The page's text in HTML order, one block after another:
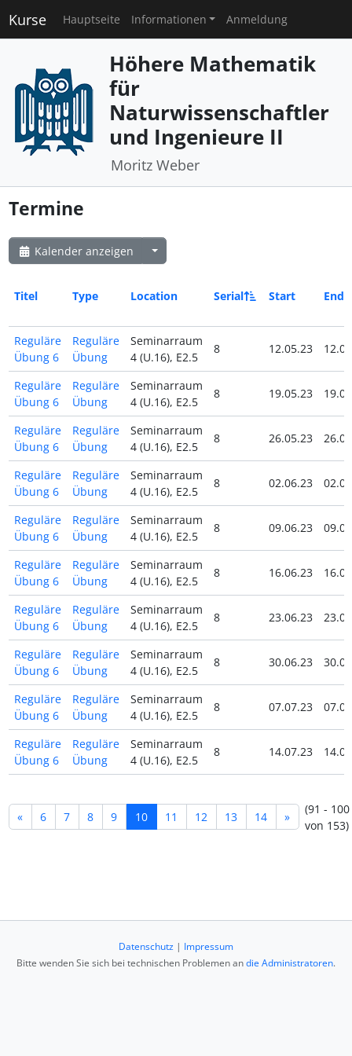
Kurse Hauptseite Informationen Anmeldung
Höhere Mathematik
für
Naturwissenschaftler
und Ingenieure II
Moritz Weber
Termine
Kalender anzeigen
Titel Type Location Serial Start End
Reguläre
Übung 6
Reguläre
Übung
Seminarraum
4 (U.16), E2.5
8 12.05.23
Reguläre
Übung 6
Reguläre
Übung
Seminarraum
4 (U.16), E2.5
8 19.05.23
Reguläre
Übung 6
Reguläre
Übung
Seminarraum
4 (U.16), E2.5
8 26.05.23
Reguläre
Übung 6
Reguläre
Übung
Seminarraum
4 (U.16), E2.5
8 02.06.23
Reguläre
Übung 6
Reguläre
Übung
Seminarraum
4 (U.16), E2.5
8 09.06.23
Reguläre
Übung 6
Reguläre
Übung
Seminarraum
4 (U.16), E2.5
8 16.06.23
Reguläre
Übung 6
Reguläre
Übung
Seminarraum
4 (U.16), E2.5
8 23.06.23
Reguläre
Übung 6
Reguläre
Übung
Seminarraum
4 (U.16), E2.5
8 30.06.23
Reguläre
Übung 6
Reguläre
Übung
Seminarraum
4 (U.16), E2.5
8 07.07.23
Reguläre
Übung 6
Reguläre
Übung
Seminarraum
4 (U.16), E2.5
8 14.07.23
« 6 7 8 9 10 11 12 13 14 »
(91 - 100
von 153)
Datenschutz | Impressum
Bitte wenden Sie sich bei technischen Problemen andie Administratoren.